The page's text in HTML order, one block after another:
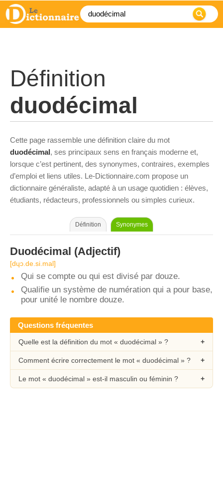
Définition
duodécimal
Cette page rassemble une définition claire du mot
duodécimal, ses principaux sens en français moderne et,
lorsque c’est pertinent, des synonymes, contraires, exemples
d’emploi et liens utiles. Le-Dictionnaire.com propose un
dictionnaire généraliste, adapté à un usage quotidien : élèves,
étudiants, rédacteurs, professionnels ou simples curieux.
Définition Synonymes
Duodécimal (Adjectif)
[dɥɔ.de.si.mal]
Qui se compte ou qui est divisé par douze.
Qualifie un système de numération qui a pour base,
pour unité le nombre douze.
Questions fréquentes
Quelle est la définition du mot « duodécimal » ?
Comment écrire correctement le mot « duodécimal » ?
Le mot « duodécimal » est-il masculin ou féminin ?